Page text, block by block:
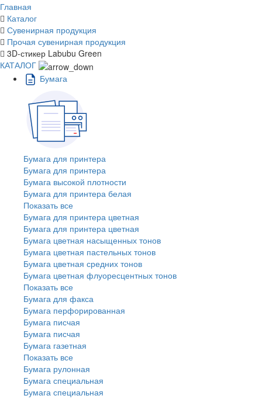
Главная
Каталог
Сувенирная продукция
Прочая сувенирная продукция
3D-стикер Labubu Green
КАТАЛОГ
Бумага
Бумага для принтера
Бумага для принтера
Бумага высокой плотности
Бумага для принтера белая
Показать все
Бумага для принтера цветная
Бумага для принтера цветная
Бумага цветная насыщенных тонов
Бумага цветная пастельных тонов
Бумага цветная средних тонов
Бумага цветная флуоресцентных тонов
Показать все
Бумага для факса
Бумага перфорированная
Бумага писчая
Бумага писчая
Бумага газетная
Показать все
Бумага рулонная
Бумага специальная
Бумага специальная